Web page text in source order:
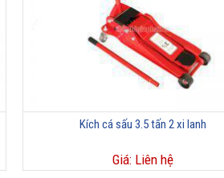
Kích cá sấu 3.5 tấn 2 xi lanh
Giá: Liên hệ